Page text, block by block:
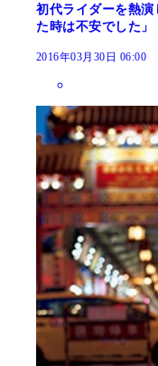
初代ライダーを熱
た時は不安でした」
2016年03月30日 06:00